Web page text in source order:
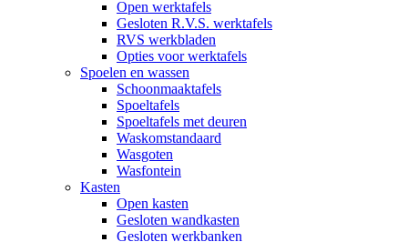
Open werktafels
Gesloten R.V.S. werktafels
RVS werkbladen
Opties voor werktafels
Spoelen en wassen
Schoonmaaktafels
Spoeltafels
Spoeltafels met deuren
Waskomstandaard
Wasgoten
Wasfontein
Kasten
Open kasten
Gesloten wandkasten
Gesloten werkbanken